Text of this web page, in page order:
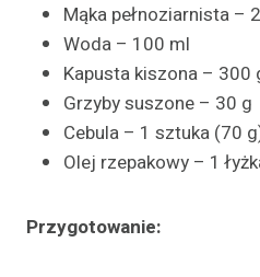
Mąka pełnoziarnista –
Woda – 100 ml
Kapusta kiszona – 300
Grzyby suszone – 30 g
Cebula – 1 sztuka (70
Olej rzepakowy – 1
Przygotowanie: